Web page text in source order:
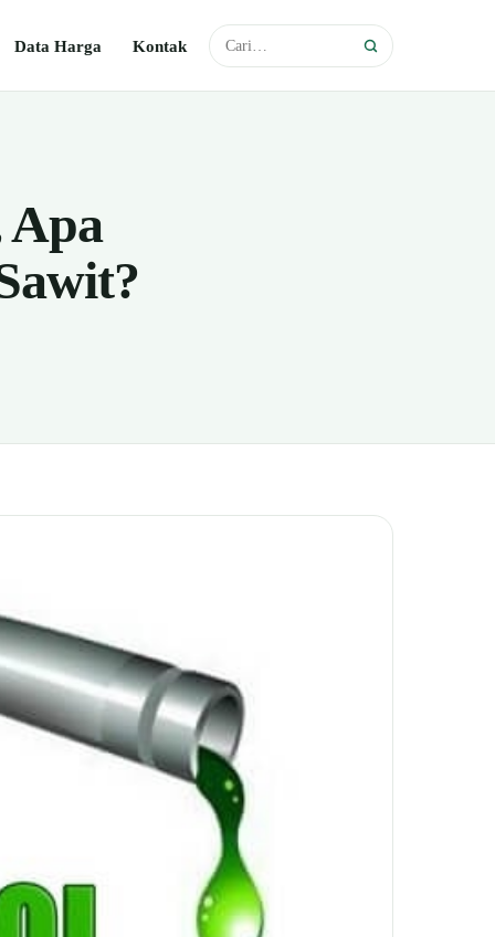
Data Harga Kontak
Apa